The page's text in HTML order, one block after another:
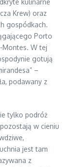
kulinarne
Krew) oraz
gospódkach.
Porto
Montes. W tej
gotują
–
podawany z
tylko podróż
w cieniu
jest tam
z